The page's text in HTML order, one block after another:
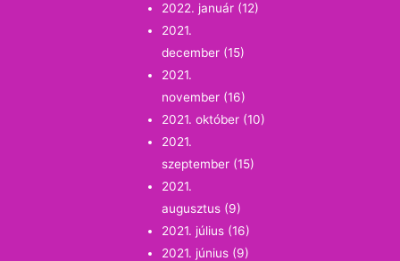
2022. január (12)
2021.
december (15)
2021.
november (16)
2021. október (10)
2021.
szeptember (15)
2021.
augusztus (9)
2021. július (16)
2021. június (9)